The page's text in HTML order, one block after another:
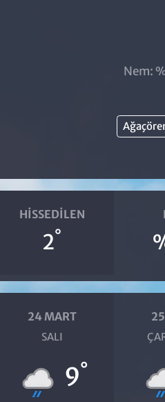
Nem:
HISSEDILEN
2°
24 MART
SALI
9°